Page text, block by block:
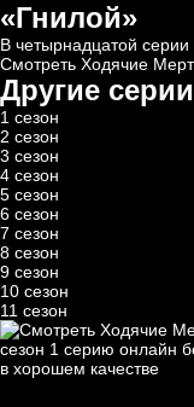
«Гнилой»
В четырнадцатой
Смотреть Ходячие
Другие
1 сезон
2 сезон
3 сезон
4 сезон
5 сезон
6 сезон
7 сезон
8 сезон
9 сезон
10 сезон
11 сезон